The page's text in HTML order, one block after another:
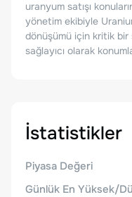
uranyum satışı
yönetim ekibiyle
dönüşümü için kritik
sağlayıcı olarak
İstatistikler
Piyasa Değeri
Günlük En Yüksek/